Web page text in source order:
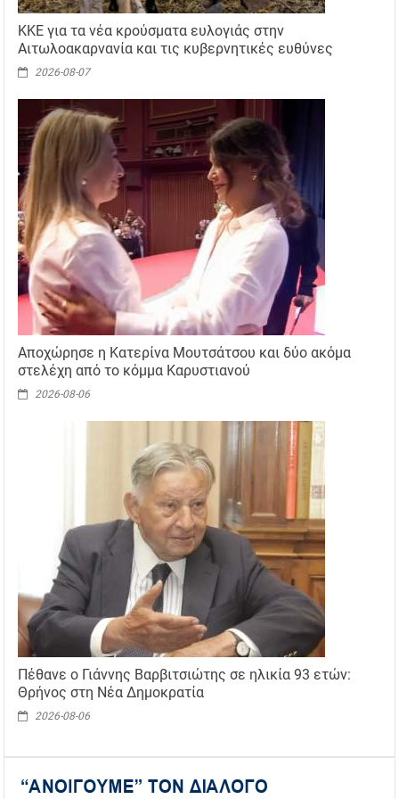
ΚΚΕ για τα νέα κρούσματα ευλογιάς στην
Αιτωλοακαρνανία και τις κυβερνητικές ευθύνες
2026-08-07
Αποχώρησε η Κατερίνα Μουτσάτσου και δύο ακόμα
στελέχη από το κόμμα Καρυστιανού
2026-08-06
Πέθανε ο Γιάννης Βαρβιτσιώτης σε ηλικία 93 ετών:
Θρήνος στη Νέα Δημοκρατία
2026-08-06